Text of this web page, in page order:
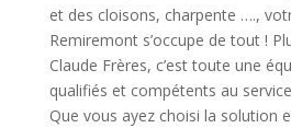
et des cloisons, charpente ….,
Remiremont s’occupe de tout !
Claude Frères, c’est toute une
qualifiés et compétents au
Que vous ayez choisi la solution